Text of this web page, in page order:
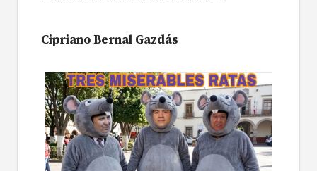
Cipriano Bernal Gazdás